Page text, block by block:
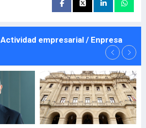
Actividad empresarial / Enpresa